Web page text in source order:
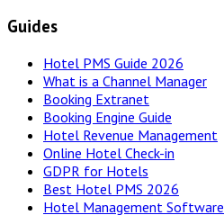
Guides
Hotel PMS Guide 2026
What is a Channel Manager
Booking Extranet
Booking Engine Guide
Hotel Revenue Management
Online Hotel Check-in
GDPR for Hotels
Best Hotel PMS 2026
Hotel Management Software